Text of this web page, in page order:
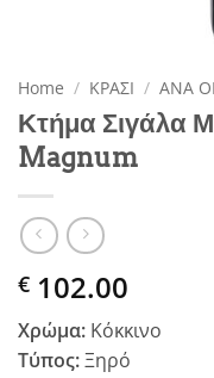
Home / ΚΡΑΣΙ / ΑΝΑ
Κτήμα Σιγάλα
Magnum
€ 102.00
Χρώμα: Κόκκινο
Τύπος:Ξηρό